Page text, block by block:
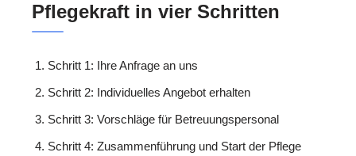
Pflegekraft in vier Schritten
Schritt 1: Ihre Anfrage an uns
Schritt 2: Individuelles Angebot erhalten
Schritt 3: Vorschläge für Betreuungspersonal
Schritt 4: Zusammenführung und Start der Pflege